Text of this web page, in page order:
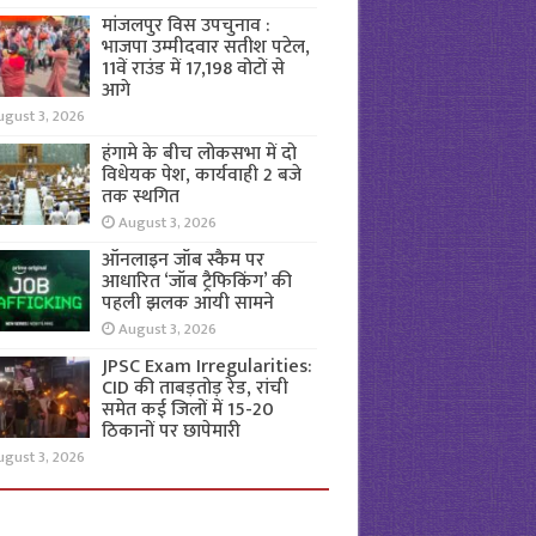
मांजलपुर विस उपचुनाव :
भाजपा उम्मीदवार सतीश पटेल,
11वें राउंड में 17,198 वोटों से
आगे
3, 2026
हंगामे के बीच लोकसभा में दो
विधेयक पेश, कार्यवाही 2 बजे
तक स्थगित
August 3, 2026
ऑनलाइन जॉब स्कैम पर
आधारित ‘जॉब ट्रैफिकिंग’ की
पहली झलक आयी सामने
August 3, 2026
JPSC Exam Irregularities:
CID की ताबड़तोड़ रेड, रांची
समेत कई जिलों में 15-20
ठिकानों पर छापेमारी
3, 2026